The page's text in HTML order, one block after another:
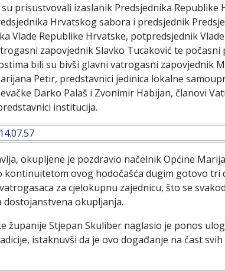
prisustvovali izaslanik Predsjednika Republike
Hrvatskog sabora i predsjednik
Vlade Republike Hrvatske, potpredsjednik
zapovjednik Slavko Tucaković te počasni
bili su bivši glavni vatrogasni zapovjednik
Petir, predstavnici jedinica lokalne
Darko Palaš i Zvonimir Habijan, članovi
institucija.
okupljene je pozdravio načelnik Općine
kontinuitetom ovog hodočašća dugim gotovo tri
za cjelokupnu zajednicu, što se
dostojanstvena okupljanja.
županije Stjepan Skuliber naglasio je ponos
istaknuvši da je ovo događanje na čast